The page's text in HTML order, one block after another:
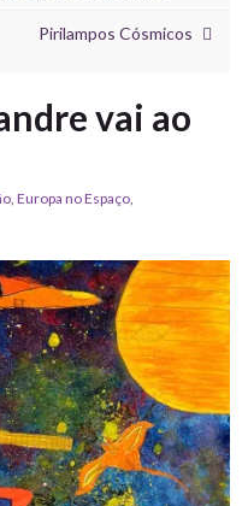
Pirilampos Cósmicos
vai ao
, Europa no Espaço,